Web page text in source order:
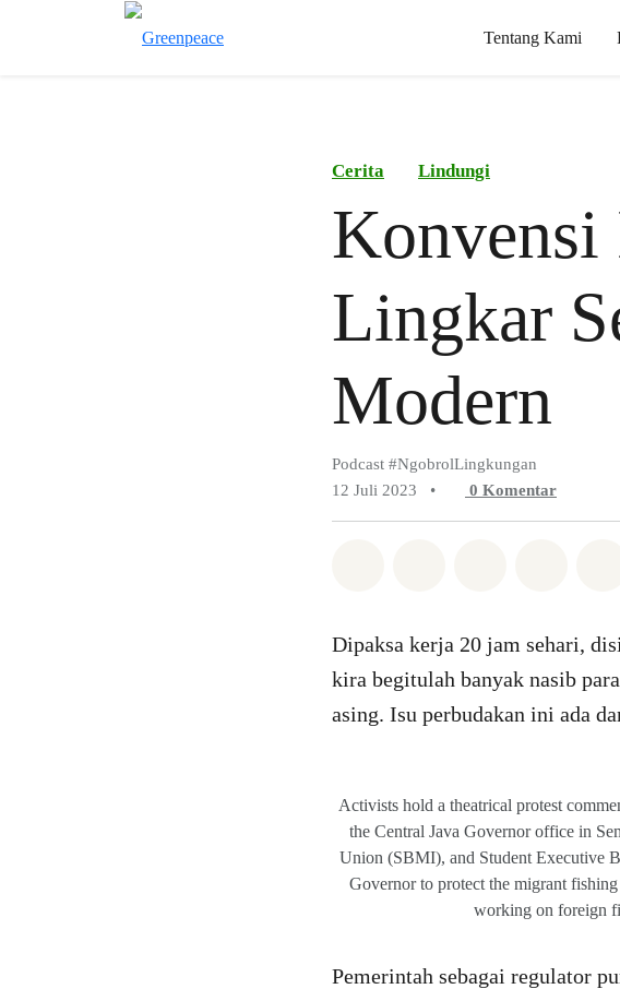
Tentang Kami
Cerita Lindungi
Konvensi
Lingkar
Modern
Podcast #NgobrolLingkungan
12 Juli 2023
• 0 Komentar
Dipaksa kerja 20 jam sehari,
kira begitulah banyak nasib
asing. Isu perbudakan ini ada
Activists hold a theatrical protest
the Central Java Governor office in
Union (SBMI), and Student Executive
Governor to protect the migrant
working on foreign
Pemerintah sebagai regulator